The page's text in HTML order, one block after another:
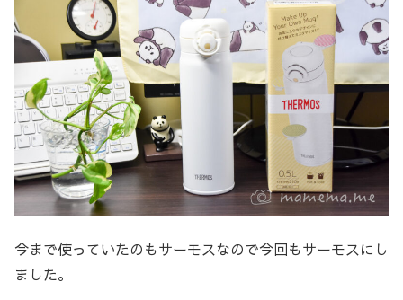
今まで使っていたのもサーモスなので今回もサーモスにし
ました。